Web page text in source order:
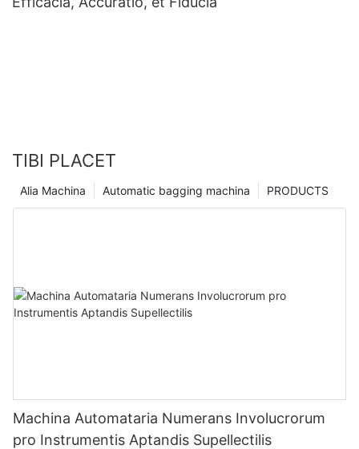
TIBI PLACET
PRODUCTS
Automatic bagging machina
Alia Machina
Machina Automataria Numerans Involucrorum
pro Instrumentis Aptandis Supellectilis